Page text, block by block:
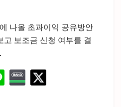
나올 초과이익 공유방안
보조금 신청 여부를 결